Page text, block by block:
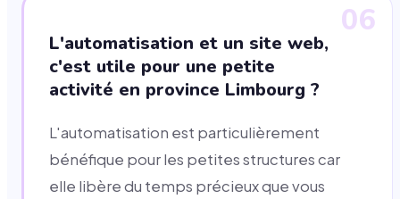
06
L'automatisation et un site web,
c'est utile pour une petite
activité en province Limbourg ?
L'automatisation est particulièrement
bénéfique pour les petites structures car
elle libère du temps précieux que vous